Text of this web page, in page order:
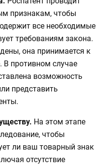
признакам, чтобы
все необходимые
требованиям закона.
она принимается к
В противном случае
возможность
представить
На этом этапе
чтобы
ли ваш товарный знак
отсутствие